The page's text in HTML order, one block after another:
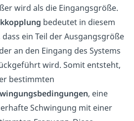
wird als die Eingangsgröße.
bedeutet in diesem
dass ein Teil der Ausgangsgröße
an den Eingang des Systems
wird. Somit entsteht,
bestimmten
, eine
Schwingung mit einer